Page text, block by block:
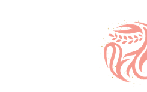
Trang tin tức